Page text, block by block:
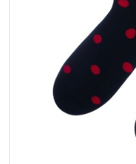
Merynos trekking
Merynos bezuciskowe
Kaszmir
Kaszmir stopki